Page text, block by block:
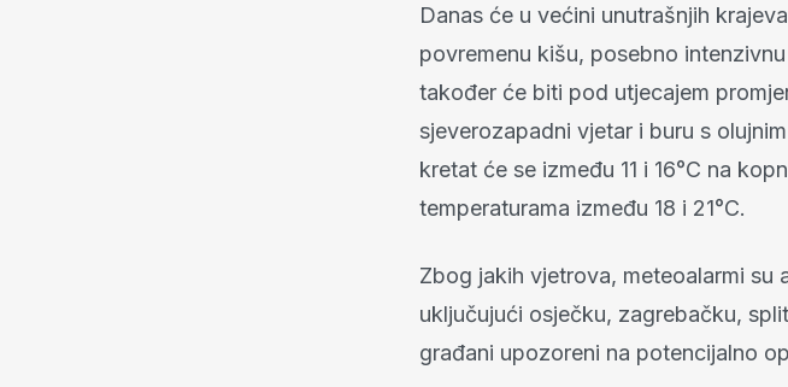
Danas će u većini unutrašnjih
povremenu kišu, posebno
također će biti pod utjecajem
sjeverozapadni vjetar i buru s
kretat će se između 11 i 16°C na
temperaturama između 18 i 21°C.
Zbog jakih vjetrova, meteoalarmi su
uključujući osječku, zagrebačku,
građani upozoreni na potencijalno